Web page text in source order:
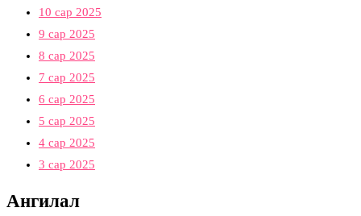
10 сар 2025
9 сар 2025
8 сар 2025
7 сар 2025
6 сар 2025
5 сар 2025
4 сар 2025
3 сар 2025
Ангилал